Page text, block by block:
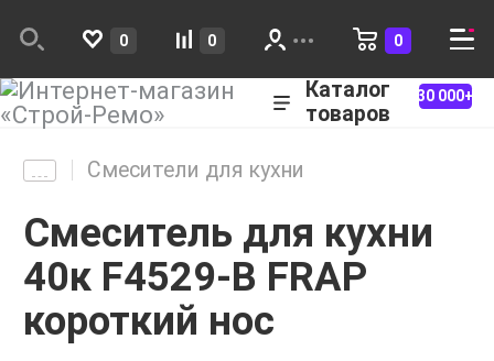
0 0 0
Каталог
товаров
30 000+
Смесители для кухни
Смеситель для кухни
40к F4529-B FRAP
короткий нос